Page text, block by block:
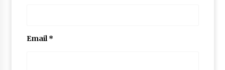
Email *